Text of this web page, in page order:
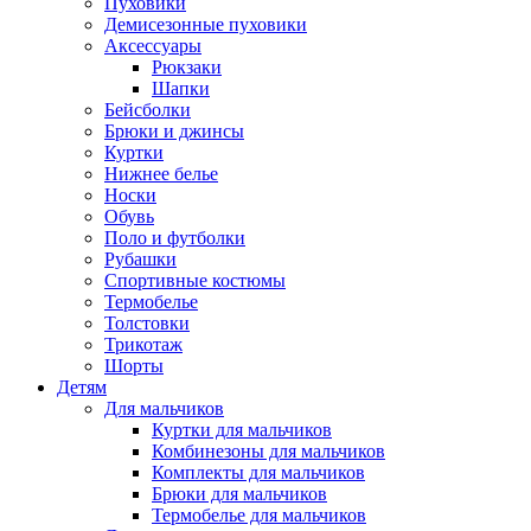
Демисезонные пуховики
Аксессуары
Рюкзаки
Шапки
Бейсболки
Брюки и джинсы
Куртки
Нижнее белье
Носки
Обувь
Поло и футболки
Рубашки
Спортивные костюмы
Термобелье
Толстовки
Трикотаж
Шорты
Детям
Для мальчиков
Куртки для мальчиков
Комбинезоны для мальчиков
Комплекты для мальчиков
Брюки для мальчиков
Термобелье для мальчиков